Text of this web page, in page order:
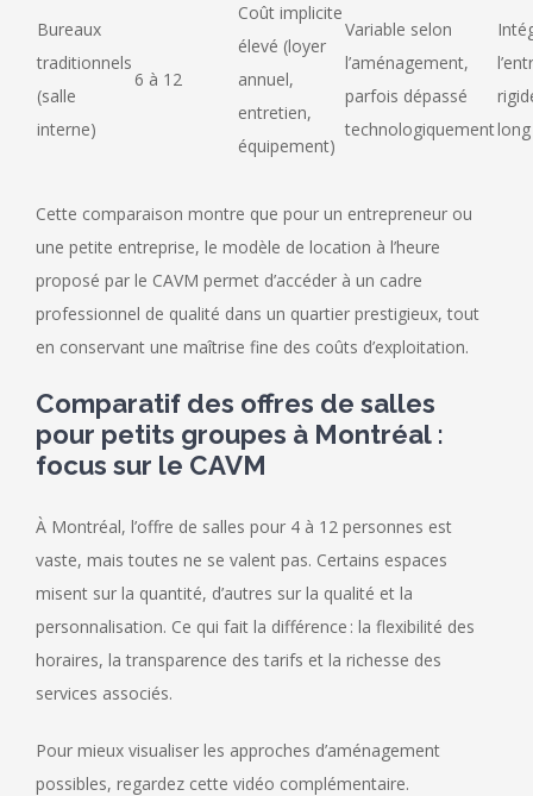
Bureaux
traditionnels
(salle
interne)
6 à 12
Coût implicite
élevé (loyer
annuel,
entretien,
équipement)
Variable selon
l’aménagement,
parfois dépassé
technologiquement
Cette comparaison montre que pour un entrepreneur ou
une petite entreprise, le modèle de location à l’heure
proposé par le CAVM permet d’accéder à un cadre
professionnel de qualité dans un quartier prestigieux, tout
en conservant une maîtrise fine des coûts d’exploitation.
Comparatif des offres de salles
pour petits groupes à Montréal :
focus sur le CAVM
À Montréal, l’offre de salles pour 4 à 12 personnes est
vaste, mais toutes ne se valent pas. Certains espaces
misent sur la quantité, d’autres sur la qualité et la
personnalisation. Ce qui fait la différence : la flexibilité des
horaires, la transparence des tarifs et la richesse des
services associés.
Pour mieux visualiser les approches d’aménagement
possibles, regardez cette vidéo complémentaire.